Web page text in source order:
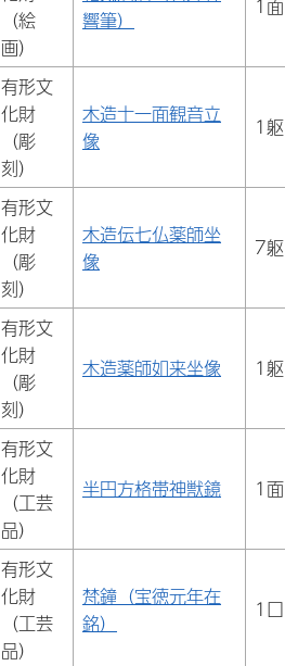
（絵
画）
響筆）
1面
有形文
化財
（彫
刻）
木造十一面観音立
像
1躯
有形文
化財
（彫
刻）
木造伝七仏薬師坐
像
7躯
有形文
化財
（彫
刻）
木造薬師如来坐像 1躯
有形文
化財
（工芸
品）
半円方格帯神獣鏡 1面
有形文
化財
（工芸
品）
梵鐘（宝徳元年在
銘）
1口